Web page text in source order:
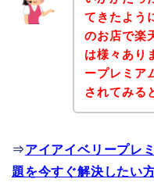
てきたよう
のお店で楽
は様々あり
ープレミア
されてみる
⇒アイアイベリープレ
題を今すぐ解決したい